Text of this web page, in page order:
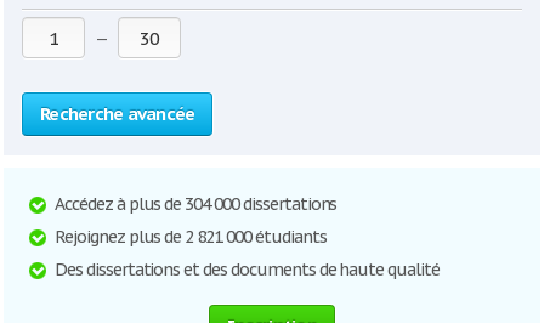
—
Recherche avancée
Accédez à plus de 304 000 dissertations
Rejoignez plus de 2 821 000 étudiants
Des dissertations et des documents de haute qualité